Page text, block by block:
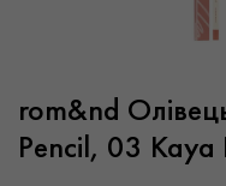
rom&nd
Pencil, 03